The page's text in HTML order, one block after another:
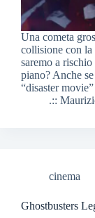
Una cometa
collisione con la
saremo a
piano? Anche
“disaster
.::
cinema
Ghostbusters